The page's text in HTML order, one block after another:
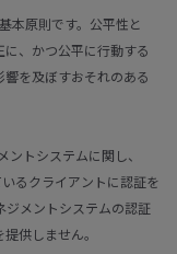
本原則です。公平性と
、かつ公平に行動する
を及ぼすおそれのある
トシステムに関し、
るクライアントに認証を
メントシステムの認証
供しません。